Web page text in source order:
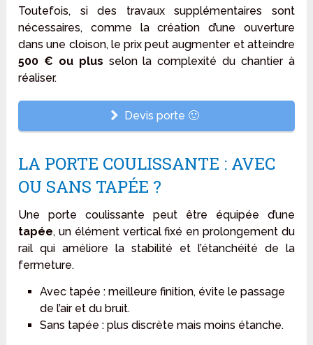
Toutefois, si des travaux supplémentaires sont
nécessaires, comme la création d’une ouverture
dans une cloison, le prix peut augmenter et atteindre
500 € ou plus selon la complexité du chantier à
réaliser.
Devis porte 🙂
LA PORTE COULISSANTE : AVEC
OU SANS TAPÉE ?
Une porte coulissante peut être équipée d’une
tapée, un élément vertical fixé en prolongement du
rail qui améliore la stabilité et l’étanchéité de la
fermeture.
Avec tapée : meilleure finition, évite le passage
de l’air et du bruit.
Sans tapée : plus discrète mais moins étanche.